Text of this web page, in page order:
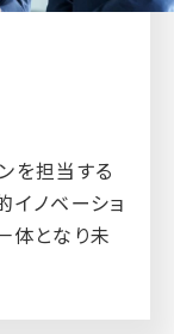
を担当する
イノベーショ
体となり未